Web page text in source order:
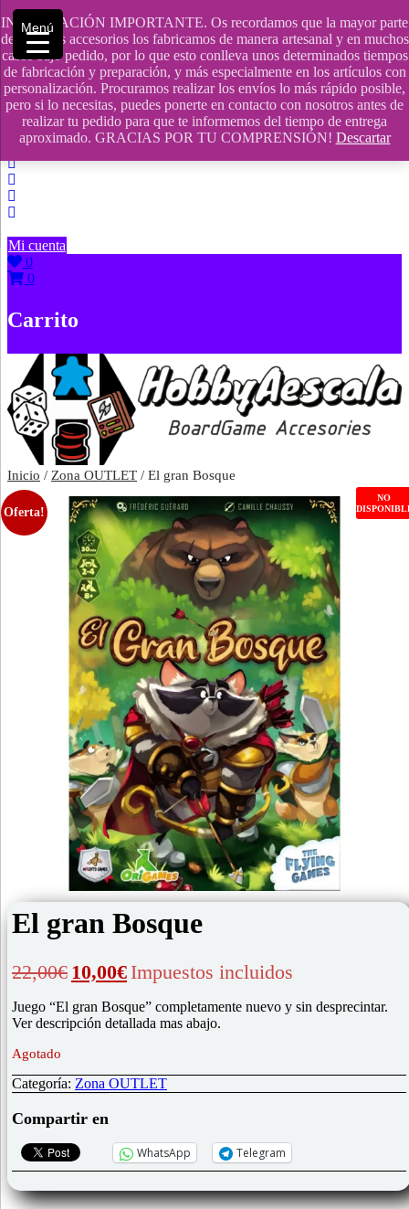
INFORMACIÓN IMPORTANTE. Os recordamos que la mayor parte
de nuestros accesorios los fabricamos de manera artesanal y en muchos
casos bajo pedido, por lo que esto conlleva unos determinados tiempos
de fabricación y preparación, y más especialmente en los artículos con
personalización. Procuramos realizar los envíos lo más rápido posible,
pero si lo necesitas, puedes ponerte en contacto con nosotros antes de
realizar tu pedido para que te informemos del tiempo de entrega
aproximado. GRACIAS POR TU COMPRENSIÓN! Descartar
Saltar
contenido
609241475 SOLO DE 10:00 a 14:00
info@hobbyaescala.com
San Fernando de Henares
10:00 - 14:00
Mi cuenta
0
0
Carrito
Inicio / Zona OUTLET / El gran Bosque
Oferta!
NO
El gran Bosque
22,00€ El
precio
original
era:
22,00€.
10,00€El
precio
actual
es:
10,00€.
Impuestos incluidos
Juego “El gran Bosque” completamente nuevo y sin desprecintar.
Ver descripción detallada mas abajo.
Agotado
Categoría: Zona OUTLET
Compartir en
WhatsApp Telegram
Menú